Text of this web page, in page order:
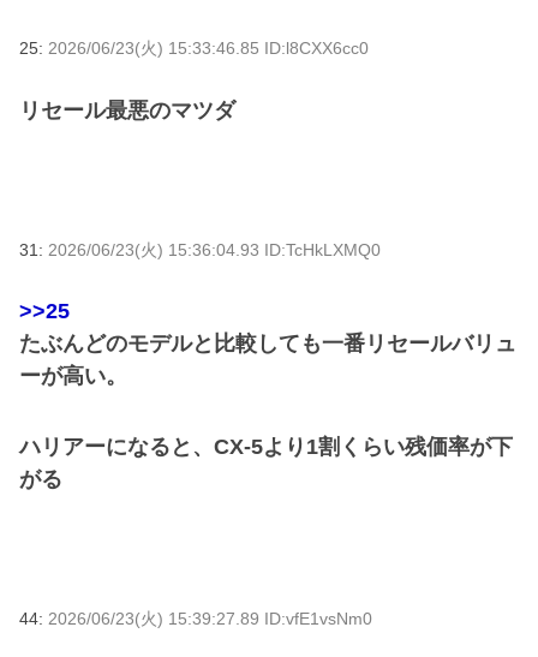
25: 2026/06/23(火) 15:33:46.85 ID:l8CXX6cc0
リセール最悪のマツダ
31: 2026/06/23(火) 15:36:04.93 ID:TcHkLXMQ0
>>25
たぶんどのモデルと比較しても一番リセールバリュ
ーが高い。
ハリアーになると、CX-5より1割くらい残価率が下
がる
44: 2026/06/23(火) 15:39:27.89 ID:vfE1vsNm0